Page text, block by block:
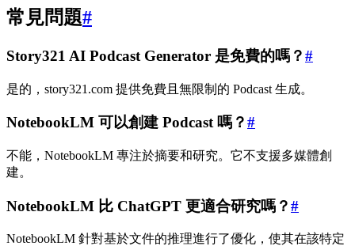
常見問題#
Story321 AI Podcast Generator 是免費的嗎？#
是的，story321.com 提供免費且無限制的 Podcast 生成。
NotebookLM 可以創建 Podcast 嗎？#
不能，NotebookLM 專注於摘要和研究。它不支援多媒體創
建。
NotebookLM 比 ChatGPT 更適合研究嗎？#
NotebookLM 針對基於文件的推理進行了優化，使其在該特定